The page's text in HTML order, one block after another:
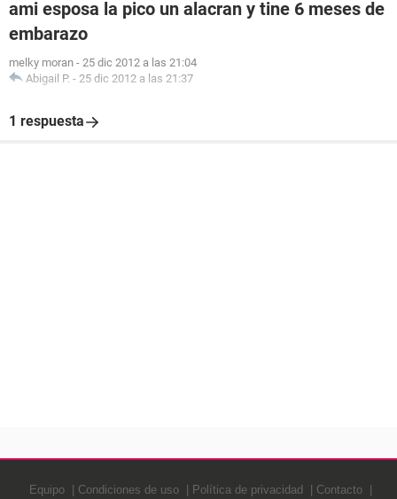
ami esposa la pico un alacran y tine 6 meses de
embarazo
melky moran - 25 dic 2012 a las 21:04
Abigail P. - 25 dic 2012 a las 21:37
1 respuesta
Equipo Condiciones de uso Política de privacidad Contacto